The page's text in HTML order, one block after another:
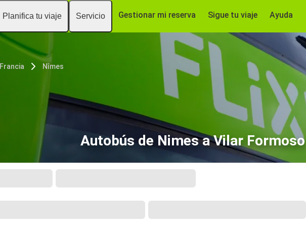
Planifica tu viaje Servicio Gestionar mi reserva Sigue tu viaje Ayuda
Francia Nîmes
Autobús de Nimes a Vilar Formoso